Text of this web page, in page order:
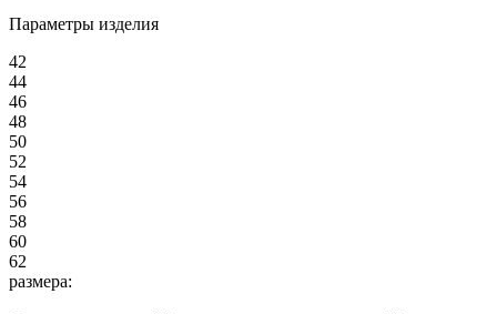
Параметры изделия
42
44
46
48
50
52
54
56
58
60
62
размера: